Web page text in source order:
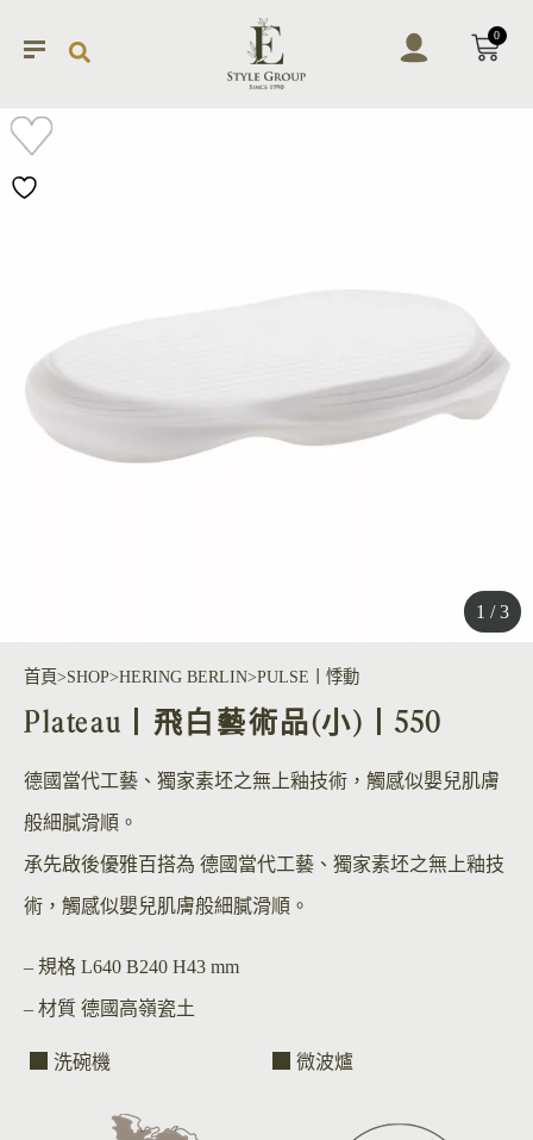
0
1 / 3
首頁 SHOP HERING BERLIN PULSE丨悸動
Plateau丨飛白藝術品(小)丨550
德國當代工藝、獨家素坯之無上釉技術，觸感似嬰兒肌膚
般細膩滑順。
承先啟後優雅百搭為 德國當代工藝、獨家素坯之無上釉技
術，觸感似嬰兒肌膚般細膩滑順。
– 規格 L640 B240 H43 mm
– 材質 德國高嶺瓷土
洗碗機 微波爐